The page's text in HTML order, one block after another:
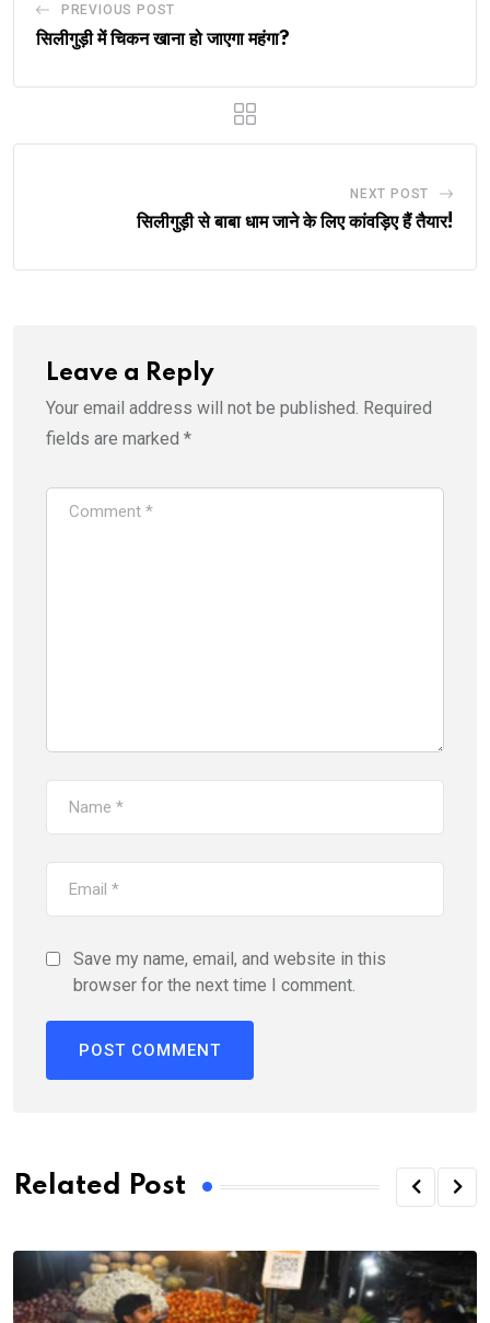
PREVIOUS POST
सिलीगुड़ी में चिकन खाना हो जाएगा महंगा?
NEXT POST
सिलीगुड़ी से बाबा धाम जाने के लिए कांवड़िए हैं तैयार!
Leave a Reply
Your email address will not be published. Required
fields are marked *
Save my name, email, and website in this
browser for the next time I comment.
Related Post